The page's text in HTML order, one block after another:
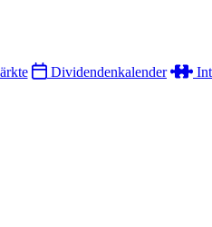
Dividendenkalender